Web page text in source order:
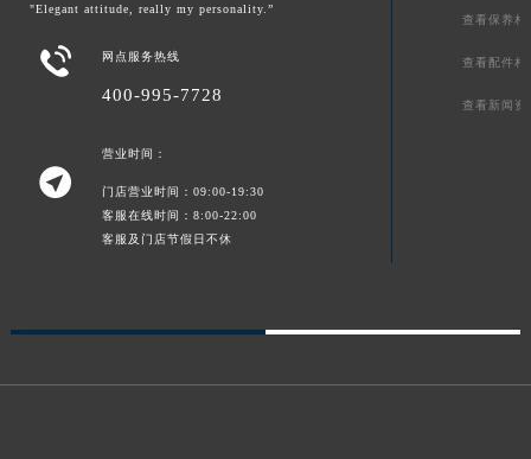
"Elegant attitude, really my personality.”
 网点服务热线
400-995-7728

营业时间：
门店营业时间：09:00-19:30
客服在线时间：8:00-22:00
客服及门店节假日不休
查看保养相
查看配件相
查看新闻资